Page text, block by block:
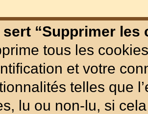
sert “Supprimer les
tous les
et votre
telles que
lu ou non-lu, si